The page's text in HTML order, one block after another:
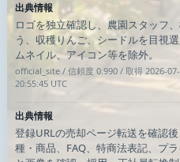
出典情報
ロゴを独立確認し、農園スタッフ
う、収穫りんご、シードルを目視
ムネイル、アイコン等を除外。
official_site / 信頼度 0.990 / 取得 2026-
20:55:45 UTC
出典情報
登録URLの売却ページ転送を確認
種・商品、FAQ、特商法表記、プ